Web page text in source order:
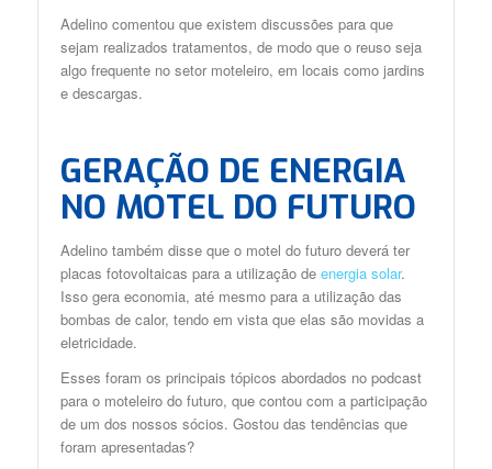
Adelino comentou que existem discussões para que
sejam realizados tratamentos, de modo que o reuso seja
algo frequente no setor moteleiro, em locais como jardins
e descargas.
GERAÇÃO DE ENERGIA
NO MOTEL DO FUTURO
Adelino também disse que o motel do futuro deverá ter
placas fotovoltaicas para a utilização de energia solar.
Isso gera economia, até mesmo para a utilização das
bombas de calor, tendo em vista que elas são movidas a
eletricidade.
Esses foram os principais tópicos abordados no podcast
para o moteleiro do futuro, que contou com a participação
de um dos nossos sócios. Gostou das tendências que
foram apresentadas?